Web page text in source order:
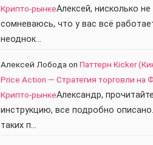
Крипто-рынкеАлексей, нисколько не
сомневаюсь, что у вас всё
неоднок…
Алексей Лободаon Паттерн Kicker
Price Action — Стратегия торговли на
Крипто-рынкеАлександр, прочитайте
инструкцию, все подробно
таких п…